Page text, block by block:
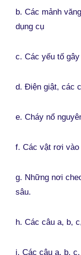
b. Các mảnh
dụng cụ
c. Các yếu tố
d. Điện giật, các
e. Cháy nổ
f. Các vật rơi
g. Những nơi
sâu.
h. Các câu a, b,
i. Các câu a, b,